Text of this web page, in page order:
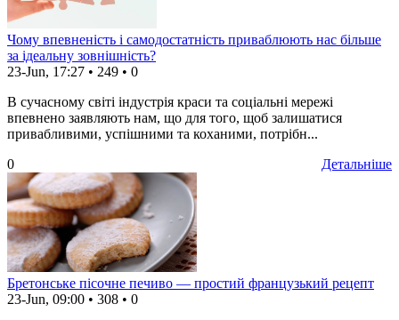
Чому впевненість і самодостатність приваблюють нас більше
за ідеальну зовнішність?
23-Jun, 17:27 • 249 • 0
В сучасному світі індустрія краси та соціальні мережі
впевнено заявляють нам, що для того, щоб залишатися
привабливими, успішними та коханими, потрібн...
Детальніше
0
Бретонське пісочне печиво — простий французький рецепт
23-Jun, 09:00 • 308 • 0